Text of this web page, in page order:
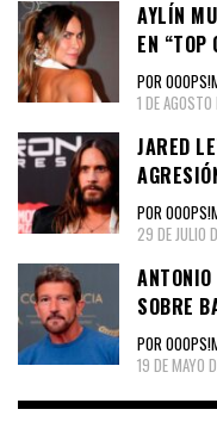
AYLÍN
EN “TOP
POR
1 DE
JARED
POR
29 DE JULIO
SOBRE
POR
19 DE MAYO